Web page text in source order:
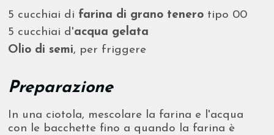
5 cucchiai di farina di grano tenero tipo 00
5 cucchiai d'acqua gelata
Olio di semi, per friggere
Preparazione
In una ciotola, mescolare la farina e l'acqua
con le bacchette fino a quando la farina è